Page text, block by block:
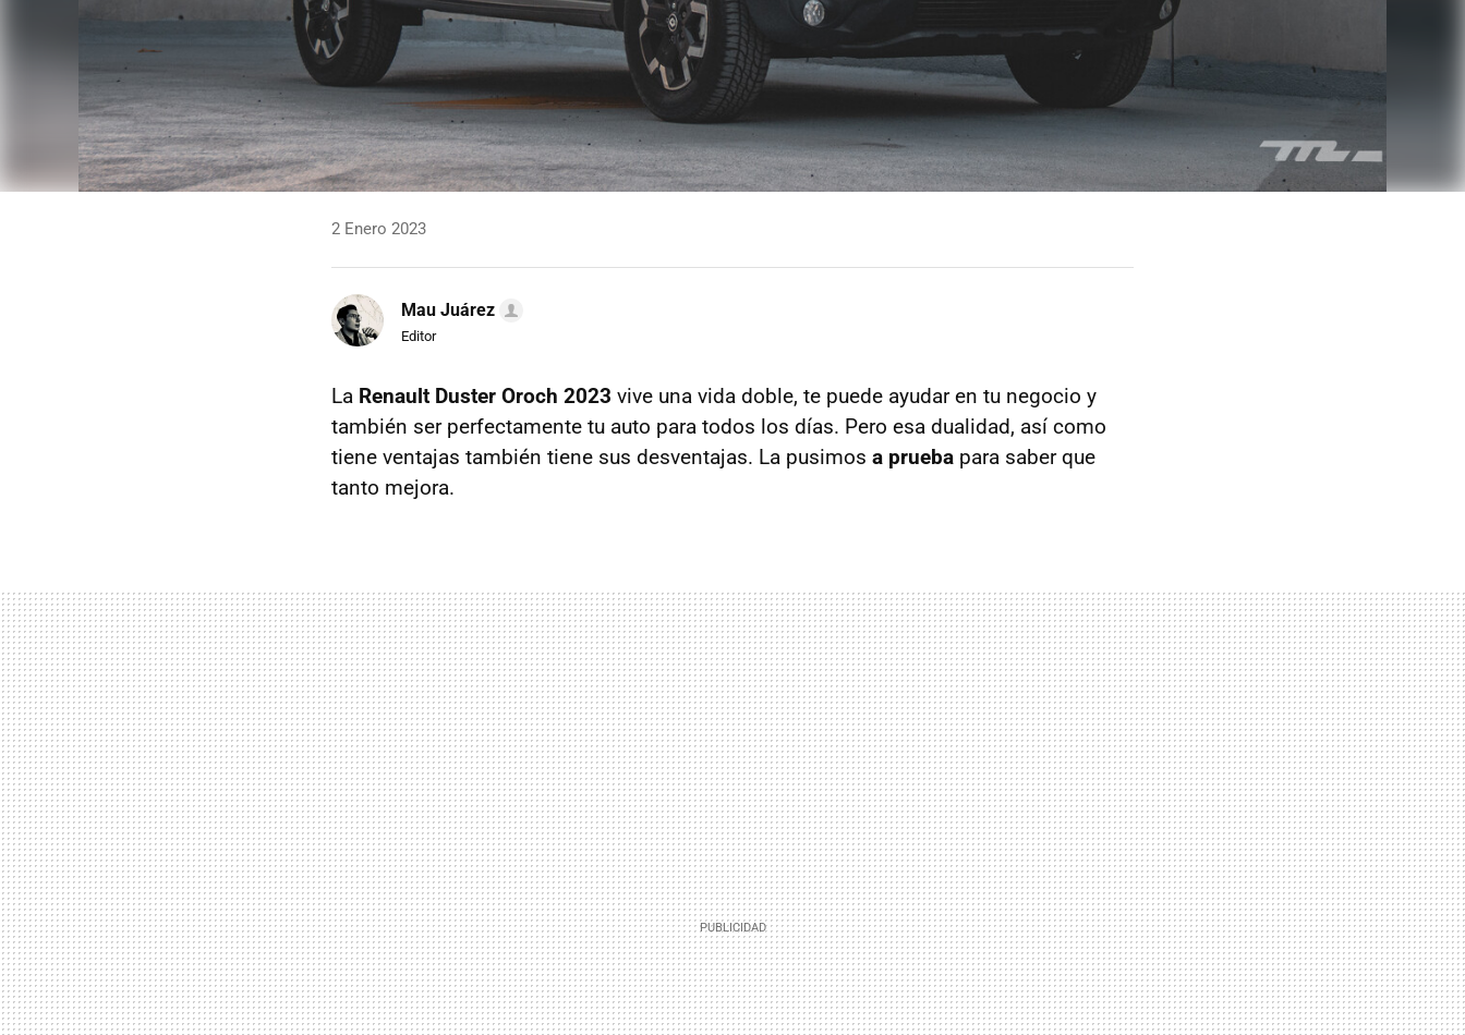
2 Enero 2023
Mau Juárez
Editor
La Renault Duster Oroch 2023 vive una vida doble, te puede ayudar en tu negocio y
también ser perfectamente tu auto para todos los días. Pero esa dualidad, así como
tiene ventajas también tiene sus desventajas. La pusimos a prueba para saber que
tanto mejora.